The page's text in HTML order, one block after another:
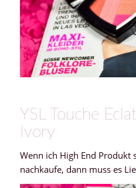
YSL Touche
Ivory
Wenn ich High End Produkt
nachkaufe, dann muss es